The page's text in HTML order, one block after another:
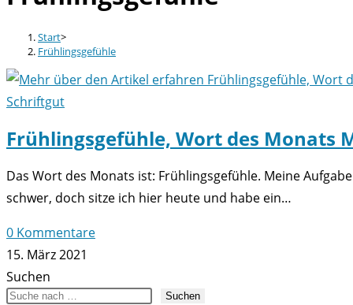
Start>
Frühlingsgefühle
Schriftgut
Frühlingsgefühle, Wort des Monats
Das Wort des Monats ist: Frühlingsgefühle. Meine
schwer, doch sitze ich hier heute und habe ein…
0 Kommentare
15. März 2021
Suchen
Suchen